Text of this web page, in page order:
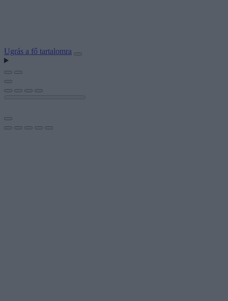
Ugrás a fő tartalomra